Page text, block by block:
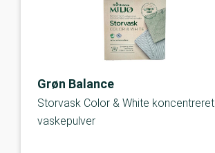
Grøn Balance
Storvask Color & White koncentreret
vaskepulver